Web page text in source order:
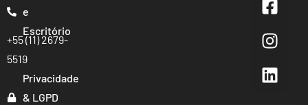
e
Escritório
+55 (11) 2679-
5519
Privacidade
& LGPD